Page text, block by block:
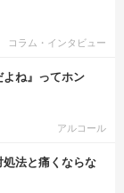
コラム・インタビュー
よね』ってホン
アルコール
法と痛くならな